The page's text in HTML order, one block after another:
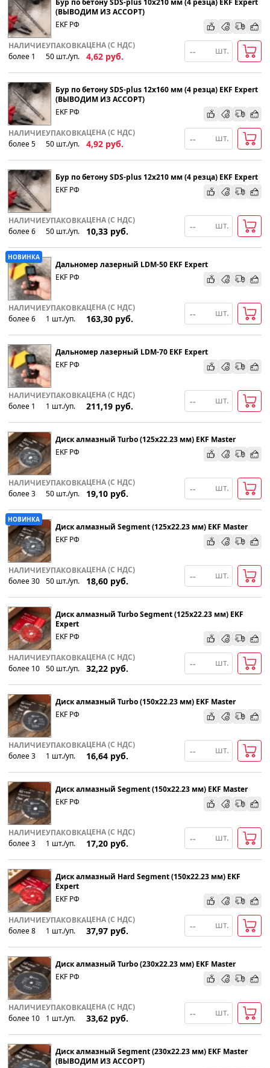
Бур по бетону SDS-plus 10х210 мм (4 резца) EKF Expert
(ВЫВОДИМ ИЗ АССОРТ)
EKF РФ
НАЛИЧИЕ
более 1
УПАКОВКА
50 шт./уп.
ЦЕНА (С НДС)
4,62 руб.
шт.
Бур по бетону SDS-plus 12х160 мм (4 резца) EKF Expert
(ВЫВОДИМ ИЗ АССОРТ)
EKF РФ
НАЛИЧИЕ
более 5
УПАКОВКА
50 шт./уп.
ЦЕНА (С НДС)
4,92 руб.
шт.
Бур по бетону SDS-plus 12х210 мм (4 резца) EKF Expert
EKF РФ
НАЛИЧИЕ
более 6
УПАКОВКА
50 шт./уп.
ЦЕНА (С НДС)
10,33 руб.
шт.
НОВИНКА
Дальномер лазерный LDM-50 EKF Expert
EKF РФ
НАЛИЧИЕ
более 6
УПАКОВКА
1 шт./уп.
ЦЕНА (С НДС)
163,30 руб.
шт.
Дальномер лазерный LDM-70 EKF Expert
EKF РФ
НАЛИЧИЕ
более 1
УПАКОВКА
1 шт./уп.
ЦЕНА (С НДС)
211,19 руб.
шт.
Диск алмазный Turbo (125х22.23 мм) EKF Master
EKF РФ
НАЛИЧИЕ
более 3
УПАКОВКА
50 шт./уп.
ЦЕНА (С НДС)
19,10 руб.
шт.
НОВИНКА
Диск алмазный Segment (125х22.23 мм) EKF Master
EKF РФ
НАЛИЧИЕ
более 30
УПАКОВКА
50 шт./уп.
ЦЕНА (С НДС)
18,60 руб.
шт.
Диск алмазный Turbo Segment (125х22.23 мм) EKF
Expert
EKF РФ
НАЛИЧИЕ
более 10
УПАКОВКА
50 шт./уп.
ЦЕНА (С НДС)
32,22 руб.
шт.
Диск алмазный Turbo (150х22.23 мм) EKF Master
EKF РФ
НАЛИЧИЕ
более 3
УПАКОВКА
1 шт./уп.
ЦЕНА (С НДС)
16,64 руб.
шт.
Диск алмазный Segment (150х22.23 мм) EKF Master
EKF РФ
НАЛИЧИЕ
более 3
УПАКОВКА
1 шт./уп.
ЦЕНА (С НДС)
17,20 руб.
шт.
Диск алмазный Hard Segment (150х22.23 мм) EKF
Expert
EKF РФ
НАЛИЧИЕ
более 8
УПАКОВКА
1 шт./уп.
ЦЕНА (С НДС)
37,97 руб.
шт.
Диск алмазный Turbo (230х22.23 мм) EKF Master
EKF РФ
НАЛИЧИЕ
более 10
УПАКОВКА
1 шт./уп.
ЦЕНА (С НДС)
33,62 руб.
шт.
Диск алмазный Segment (230х22.23 мм) EKF Master
(ВЫВОДИМ ИЗ АССОРТ)